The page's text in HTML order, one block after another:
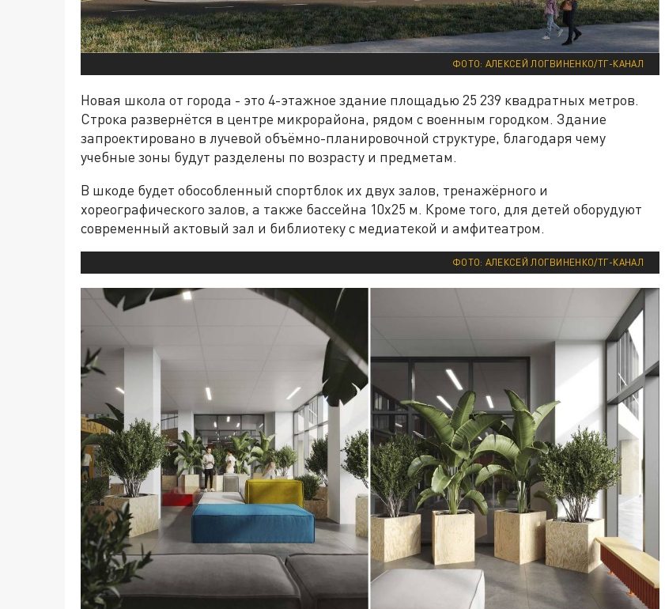
ФОТО: АЛЕКСЕЙ ЛОГВИНЕНКО/ТГ-КАНАЛ
Новая школа от города - это 4-этажное здание площадью 25 239 квадратных метров.
Строка развернётся в центре микрорайона, рядом с военным городком. Здание
запроектировано в лучевой объёмно-планировочной структуре, благодаря чему
учебные зоны будут разделены по возрасту и предметам.
В шкоде будет обособленный спортблок их двух залов, тренажёрного и
хореографического залов, а также бассейна 10х25 м. Кроме того, для детей оборудуют
современный актовый зал и библиотеку с медиатекой и амфитеатром.
ФОТО: АЛЕКСЕЙ ЛОГВИНЕНКО/ТГ-КАНАЛ